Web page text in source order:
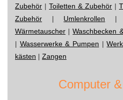
Zubehör | Toiletten & Zubehör |
Zubehör | Umlenkrollen
Wärmetauscher |Waschbecken
| Wasserwerke & Pumpen |
kästen | Zangen
Computer